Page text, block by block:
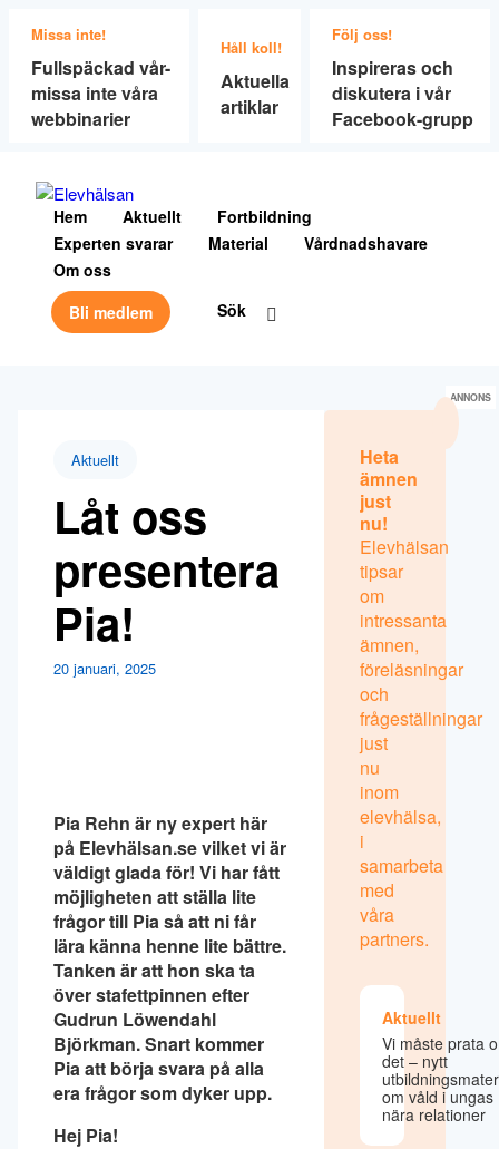
Missa inte!
Fullspäckad vår-
missa inte våra
webbinarier
Håll koll!
Aktuella
artiklar
Följ oss!
Inspireras och
diskutera i vår
Facebook-grupp
Hem Aktuellt
Fortbildning
Experten svarar
Material
Vårdnadshavare
Om oss
Bli medlem
Sök
Aktuellt
Låt oss
presentera
Pia!
20 januari, 2025
Pia Rehn är ny expert här
på Elevhälsan.se vilket vi är
väldigt glada för! Vi har fått
möjligheten att ställa lite
frågor till Pia så att ni får
lära känna henne lite bättre.
Tanken är att hon ska ta
över stafettpinnen efter
Gudrun Löwendahl
Björkman. Snart kommer
Pia att börja svara på alla
era frågor som dyker upp.
Hej Pia!
Heta
ämnen
just
nu!
Elevhälsan
tipsar
om
intressanta
ämnen,
föreläsningar
och
frågeställningar
just
nu
inom
elevhälsa,
i
samarbeta
med
våra
partners.
Aktuellt
Vi måste prata
det – nytt
om våld i ungas
nära relationer
ANNONS